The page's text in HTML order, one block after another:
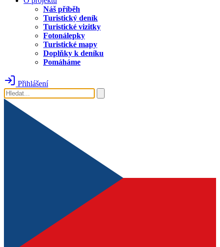
Náš příběh
Turistický deník
Turistické vizitky
Fotonálepky
Turistické mapy
Doplňky k deníku
Pomáháme
Přihlášení